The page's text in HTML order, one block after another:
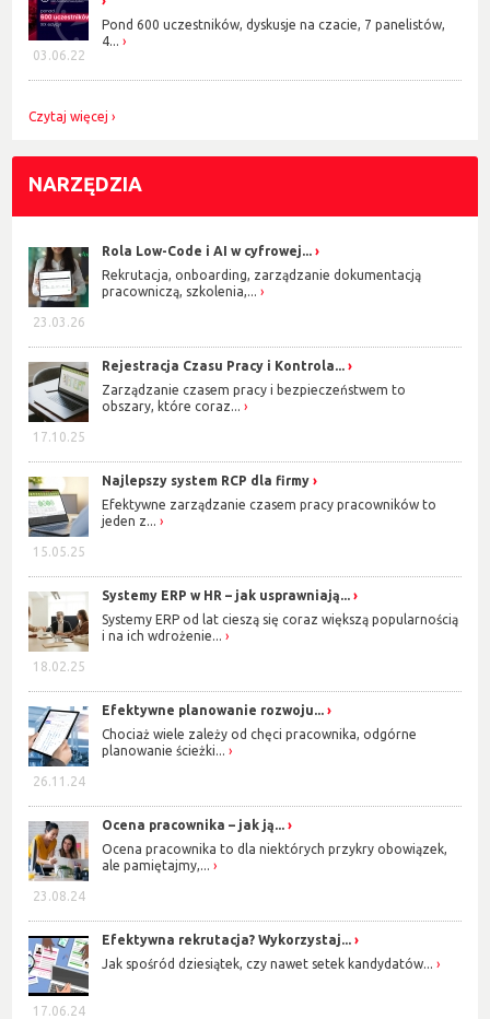
03.06.22
Pond 600 uczestników, dyskusje na czacie, 7 panelistów,
4...
Czytaj więcej
NARZĘDZIA
23.03.26
Rola Low-Code i AI w cyfrowej...
Rekrutacja, onboarding, zarządzanie dokumentacją
pracowniczą, szkolenia,...
17.10.25
Rejestracja Czasu Pracy i Kontrola...
Zarządzanie czasem pracy i bezpieczeństwem to
obszary, które coraz...
15.05.25
Najlepszy system RCP dla firmy
Efektywne zarządzanie czasem pracy pracowników to
jeden z...
18.02.25
Systemy ERP w HR – jak usprawniają...
Systemy ERP od lat cieszą się coraz większą popularnością
i na ich wdrożenie...
26.11.24
Efektywne planowanie rozwoju...
Chociaż wiele zależy od chęci pracownika, odgórne
planowanie ścieżki...
23.08.24
Ocena pracownika – jak ją...
Ocena pracownika to dla niektórych przykry obowiązek,
ale pamiętajmy,...
17.06.24
Efektywna rekrutacja? Wykorzystaj...
Jak spośród dziesiątek, czy nawet setek kandydatów...